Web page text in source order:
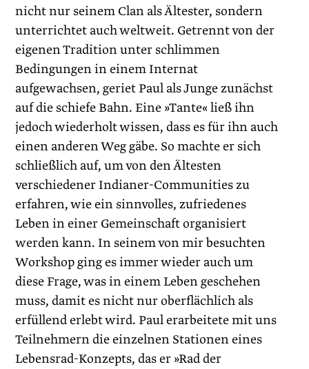
nicht nur seinem Clan als Ältester, sondern
unterrichtet auch weltweit. Getrennt von der
eigenen Tradition unter schlimmen
Bedingungen in einem Internat
aufgewachsen, geriet Paul als Junge zunächst
auf die schiefe Bahn. Eine »Tante« ließ ihn
jedoch wiederholt wissen, dass es für ihn auch
einen anderen Weg gäbe. So machte er sich
schließlich auf, um von den Ältesten
verschiedener Indianer-Communities zu
erfahren, wie ein sinnvolles, zufriedenes
Leben in einer Gemeinschaft organisiert
werden kann. In seinem von mir besuchten
Workshop ging es immer wieder auch um
diese Frage, was in einem Leben geschehen
muss, damit es nicht nur oberflächlich als
erfüllend erlebt wird. Paul erarbeitete mit uns
Teilnehmern die einzelnen Stationen eines
Lebensrad-Konzepts, das er »Rad der